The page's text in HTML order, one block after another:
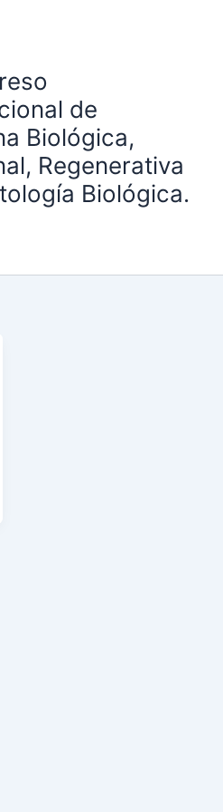
de
Biológica,
Regenerativa
Biológica.